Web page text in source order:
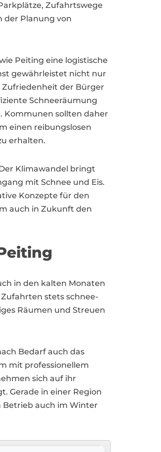
Zufahrtswege
der Planung von
Peiting eine logistische
gewährleistet nicht nur
Zufriedenheit der Bürger
Schneeräumung
Kommunen sollten daher
einen reibungslosen
erhalten.
Klimawandel bringt
mit Schnee und Eis.
Konzepte für den
auch in Zukunft den
in den kalten Monaten
stets schnee-
Räumen und Streuen
Bedarf auch das
mit professionellem
sich auf ihr
Gerade in einer Region
Betrieb auch im Winter